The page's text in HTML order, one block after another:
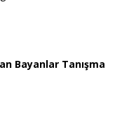
Bayanlar Tanışma